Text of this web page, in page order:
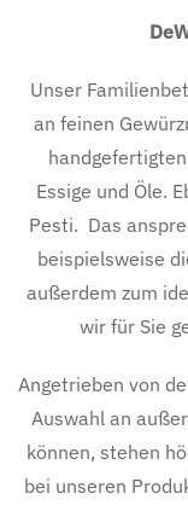
Unser
an feinen
Essige und Öle.
Pesti. Das
beispielsweise
außerdem zum
wir für Sie
Angetrieben von
Auswahl an
können, stehen
bei unseren